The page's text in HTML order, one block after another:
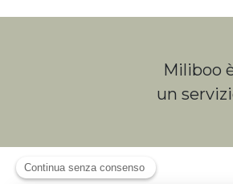
Miliboo
un